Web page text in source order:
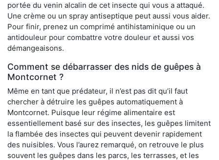
portée du venin alcalin de cet insecte qui vous a attaqué.
Une crème ou un spray antiseptique peut aussi vous aider.
Pour finir, prenez un comprimé antihistaminique ou un
antidouleur pour combattre votre douleur et aussi vos
démangeaisons.
Comment se débarrasser des nids de guêpes à
Montcornet ?
Même en tant que prédateur, il n’est pas dit qu’il faut
chercher à détruire les guêpes automatiquement à
Montcornet. Puisque leur régime alimentaire est
essentiellement basé sur des insectes, les guêpes limitent
la flambée des insectes qui peuvent devenir rapidement
des nuisibles. Vous l’aurez remarqué, on retrouve le plus
souvent les guêpes dans les parcs, les terrasses, et les